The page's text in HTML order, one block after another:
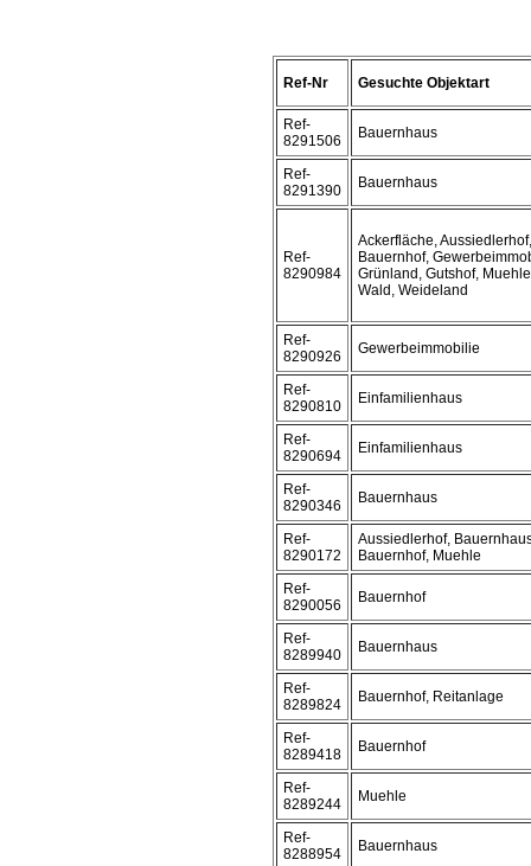
Ref-Nr Gesuchte Objektart
Ref-
8291506
Bauernhaus
Ref-
8291390
Bauernhaus
Ref-
8290984
Ackerfläche, Aussiedlerhof,
Bauernhof,
Grünland, Gutshof,
Wald, Weideland
Ref-
8290926
Gewerbeimmobilie
Ref-
8290810
Einfamilienhaus
Ref-
8290694
Einfamilienhaus
Ref-
8290346
Bauernhaus
Ref-
8290172
Aussiedlerhof,
Bauernhof, Muehle
Ref-
8290056
Bauernhof
Ref-
8289940
Bauernhaus
Ref-
8289824
Bauernhof, Reitanlage
Ref-
8289418
Bauernhof
Ref-
8289244
Muehle
Ref-
8288954
Bauernhaus